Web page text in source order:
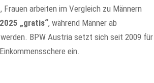
Frauen arbeiten im Vergleich zu Männern
„gratis“, während Männer ab
BPW Austria setzt sich seit 2009 für
ein.